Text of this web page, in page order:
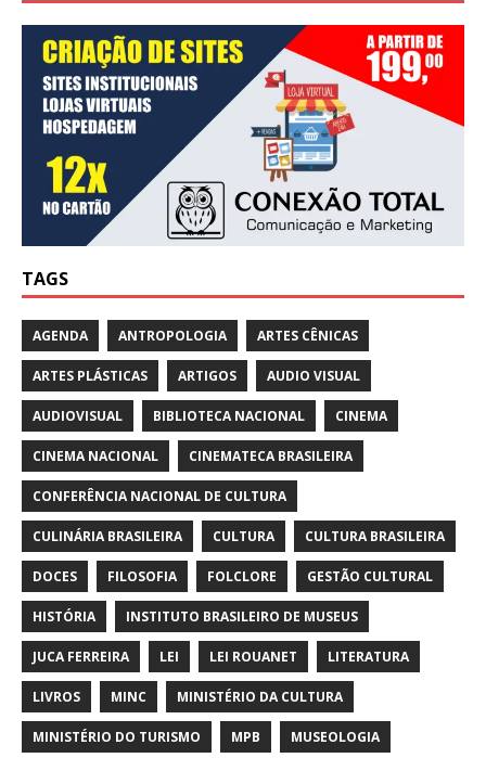
TAGS
AGENDA ANTROPOLOGIA ARTES CÊNICAS
ARTES PLÁSTICAS ARTIGOS AUDIO VISUAL
AUDIOVISUAL BIBLIOTECA NACIONAL CINEMA
CINEMA NACIONAL CINEMATECA BRASILEIRA
CONFERÊNCIA NACIONAL DE CULTURA
CULINÁRIA BRASILEIRA CULTURA CULTURA BRASILEIRA
DOCES FILOSOFIA FOLCLORE GESTÃO CULTURAL
HISTÓRIA INSTITUTO BRASILEIRO DE MUSEUS
JUCA FERREIRA LEI LEI ROUANET LITERATURA
LIVROS MINC MINISTÉRIO DA CULTURA
MINISTÉRIO DO TURISMO MPB MUSEOLOGIA